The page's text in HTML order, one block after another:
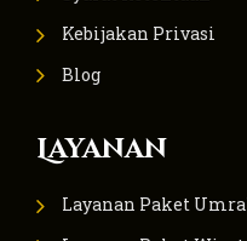
Kebijakan Privasi
Blog
Layanan
Layanan Paket